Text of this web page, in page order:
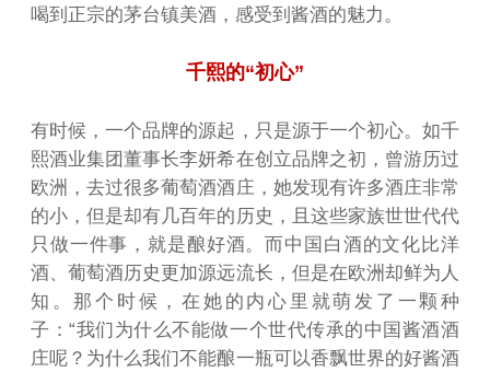
喝到正宗的茅台镇美酒，感受到酱酒的魅力。
千熙的“初心”
有时候，一个品牌的源起，只是源于一个初心。如千
熙酒业集团董事长李妍希在创立品牌之初，曾游历过
欧洲，去过很多葡萄酒酒庄，她发现有许多酒庄非常
的小，但是却有几百年的历史，且这些家族世世代代
只做一件事，就是酿好酒。而中国白酒的文化比洋
酒、葡萄酒历史更加源远流长，但是在欧洲却鲜为人
知。那个时候，在她的内心里就萌发了一颗种
子：“我们为什么不能做一个世代传承的中国酱酒酒
庄呢？为什么我们不能酿一瓶可以香飘世界的好酱酒